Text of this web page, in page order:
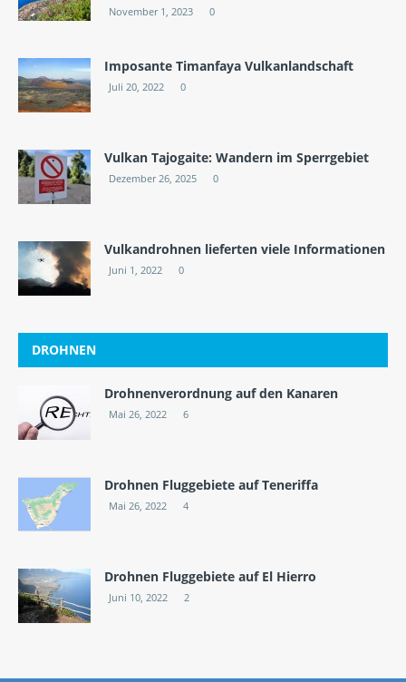
November 1, 2023 0
Imposante Timanfaya Vulkanlandschaft
Juli 20, 2022 0
Vulkan Tajogaite: Wandern im Sperrgebiet
Dezember 26, 2025 0
Vulkandrohnen lieferten viele Informationen
Juni 1, 2022 0
DROHNEN
Drohnenverordnung auf den Kanaren
Mai 26, 2022 6
Drohnen Fluggebiete auf Teneriffa
Mai 26, 2022 4
Drohnen Fluggebiete auf El Hierro
Juni 10, 2022 2